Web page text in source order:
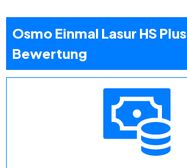
Osmo Einmal Lasur HS Plus
Bewertung